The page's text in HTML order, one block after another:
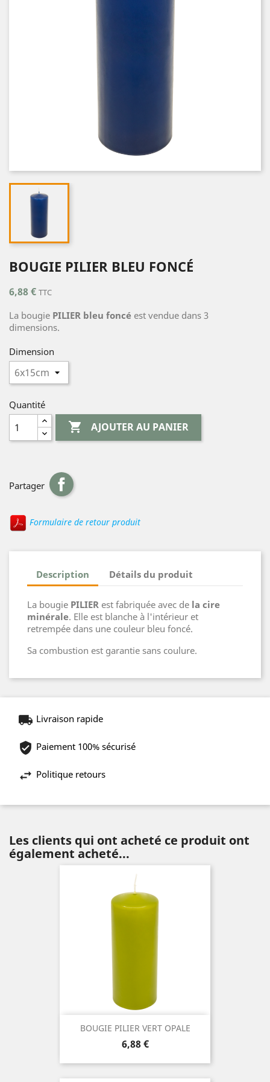
BOUGIE PILIER BLEU FONCÉ
6,88 € TTC
La bougie PILIER bleu foncé est vendue dans 3
dimensions.
Dimension
Quantité
 AJOUTER AU PANIER
Partager
Formulaire de retour produit
Description Détails du produit
La bougie PILIER est fabriquée avec de la cire
minérale. Elle est blanche à l'intérieur et
retrempée dans une couleur bleu foncé.
Sa combustion est garantie sans coulure.
Livraison rapide
Paiement 100% sécurisé
Politique retours
Les clients qui ont acheté ce produit ont
également acheté...
BOUGIE PILIER VERT OPALE
Prix
6,88 €